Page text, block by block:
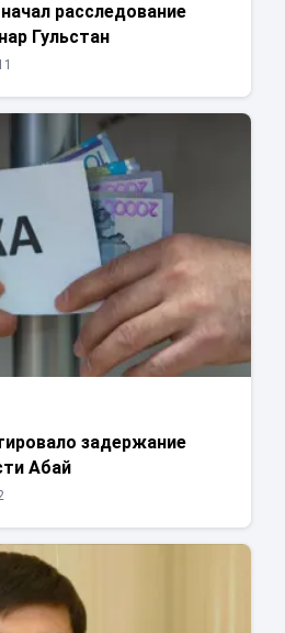
расследование
Гульстан
задержание
Абай